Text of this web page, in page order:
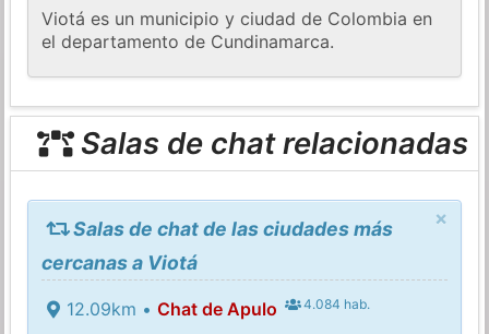
Viotá es un municipio y ciudad de Colombia en
el departamento de Cundinamarca.
Salas de chat relacionadas
×
Salas de chat de las ciudades más
cercanas a Viotá
12.09km • Chat de Apulo 4.084 hab.